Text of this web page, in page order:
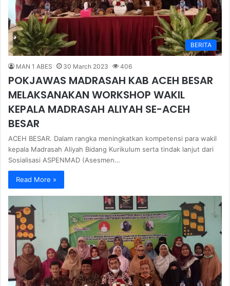
BERITA
MAN 1 ABES 30 March 2023 406
POKJAWAS MADRASAH KAB ACEH BESAR
MELAKSANAKAN WORKSHOP WAKIL
KEPALA MADRASAH ALIYAH SE-ACEH
BESAR
ACEH BESAR. Dalam rangka meningkatkan kompetensi para wakil
kepala Madrasah Aliyah Bidang Kurikulum serta tindak lanjut dari
Sosialisasi ASPENMAD (Asesmen…
Read More »